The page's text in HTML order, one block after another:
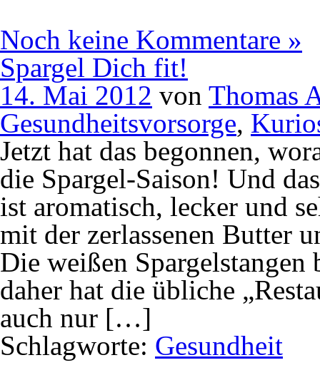
Noch keine Kommentare »
Spargel Dich fit!
14. Mai 2012 von Thomas
Gesundheitsvorsorge,
Jetzt hat das begonnen,
die Spargel-Saison! Und
ist aromatisch, lecker und
mit der zerlassenen Butter
Die weißen Spargelstangen
daher hat die übliche
auch nur […]
Schlagworte: Gesundheit